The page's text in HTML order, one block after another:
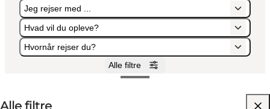
Byer
Planlæg ferien
Jeg rejser med ...
Hvad vil du opleve?
Hvornår rejser du?
Alle filtre
Jeg rejser med ...
Hvad vil du opleve?
Hvornår rejser du?
Alle filtre